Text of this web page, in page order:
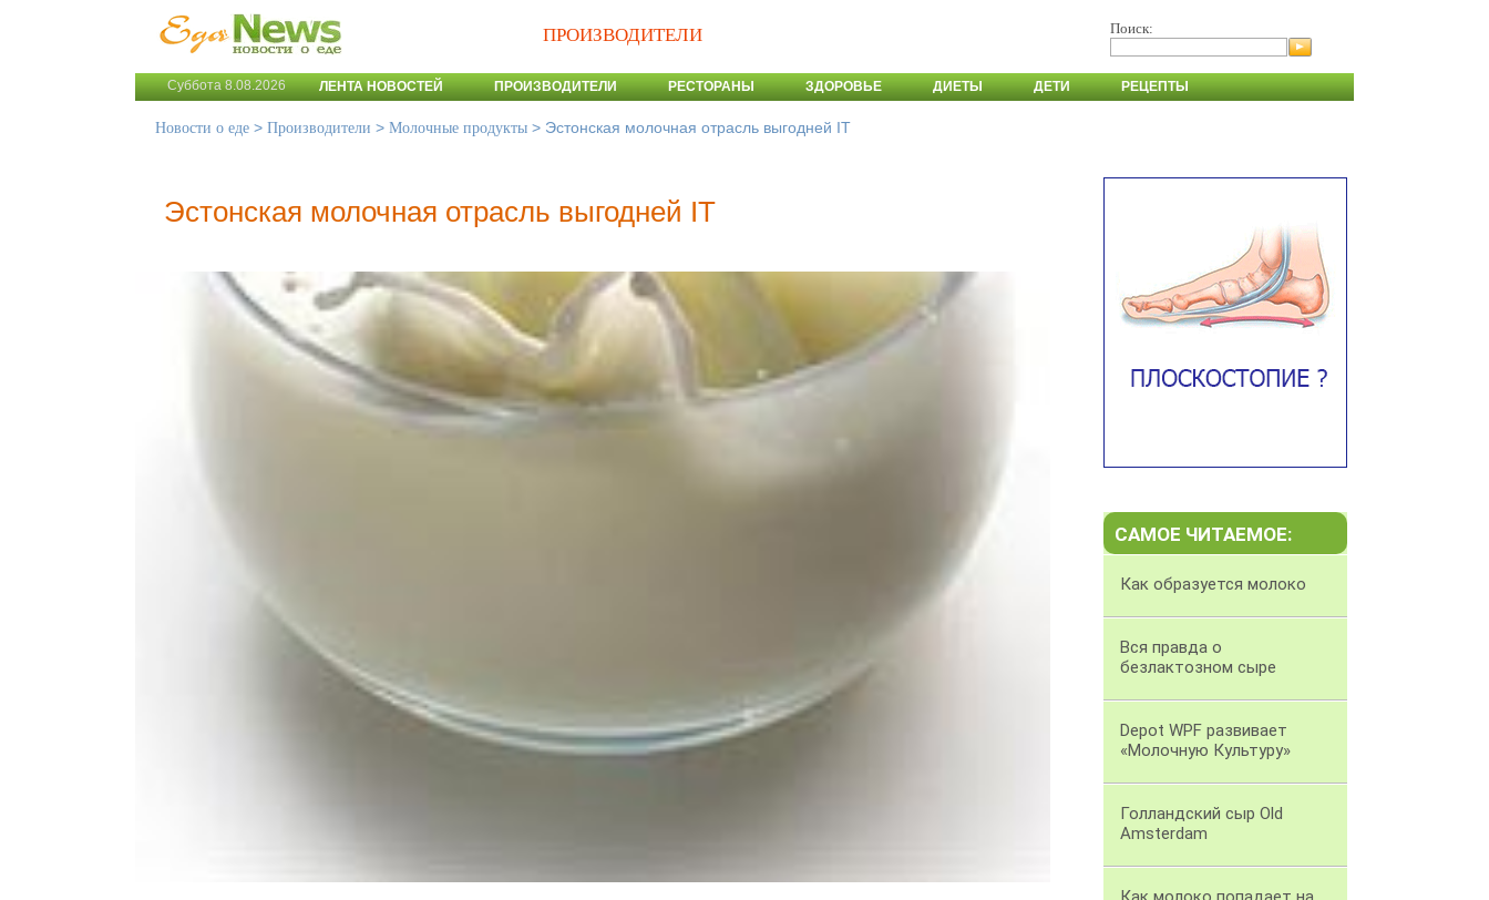
ПРОИЗВОДИТЕЛИ Поиск:
Суббота 8.08.2026 ЛЕНТА НОВОСТЕЙ ПРОИЗВОДИТЕЛИ РЕСТОРАНЫ ЗДОРОВЬЕ ДИЕТЫ ДЕТИ РЕЦЕПТЫ
Новости о еде > Производители > Молочные продукты > Эстонская молочная отрасль выгодней IT
Эстонская молочная отрасль выгодней IT
САМОЕ ЧИТАЕМОЕ:
Как образуется молоко
Вся правда о
безлактозном сыре
Depot WPF развивает
«Молочную Культуру»
Голландский сыр Old
Amsterdam